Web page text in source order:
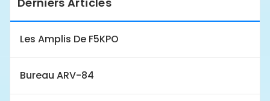
Les Amplis De F5KPO
Bureau ARV-84